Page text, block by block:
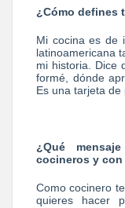
¿Cómo defines
Mi cocina es de
latinoamericana
mi historia. Dice
formé, dónde
Es una tarjeta de
¿Qué
cocineros y
Como cocinero
quieres hacer